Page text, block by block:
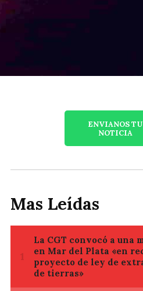
ENVIANOS TU
NOTICIA
Mas Leídas